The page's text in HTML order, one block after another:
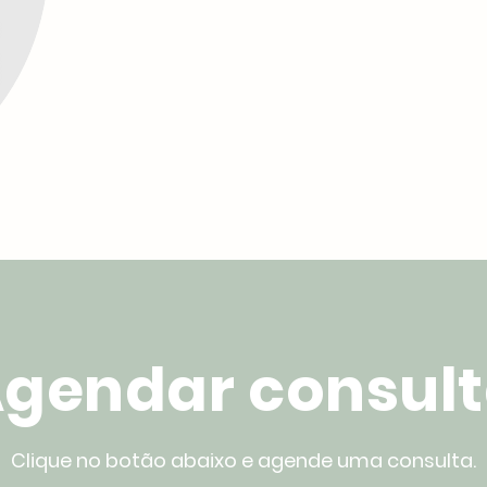
Clique no botão abaixo e agende uma consulta.